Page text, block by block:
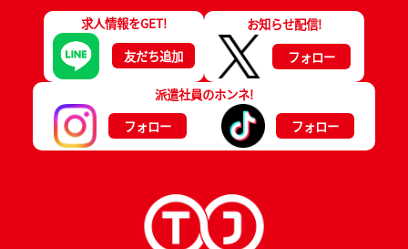
求人情報をGET!
友だち追加
お知らせ配信!
フォロー
派遣社員のホンネ!
フォロー
フォロー